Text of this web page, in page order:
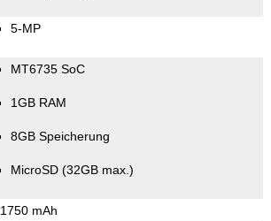
5-MP
MT6735 SoC
1GB RAM
8GB Speicherung
MicroSD (32GB max.)
1750 mAh